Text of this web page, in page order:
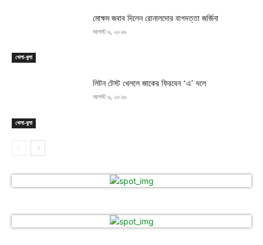
খেলা-ধুলা
মোক্ষম জবাব দিলেন রোনালদোর বাগদত্তা জর্জিনা
আগস্ট ৬, ২০২৬
খেলা-ধুলা
লিটন টেস্ট খেললে জাকের ফিরবেন ‘এ’ দলে
আগস্ট ৬, ২০২৬